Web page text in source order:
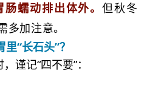
肠蠕动排出体外。但秋冬
加注意。
“长石头”？
谨记“四不要”：